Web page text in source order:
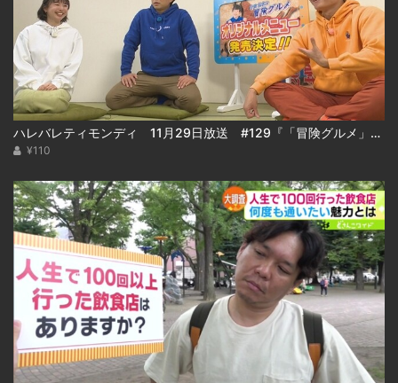
ハレバレティモンディ 11月29日放送 #129『「冒険グルメ」秋の大収穫祭＆重大発表！』
¥110